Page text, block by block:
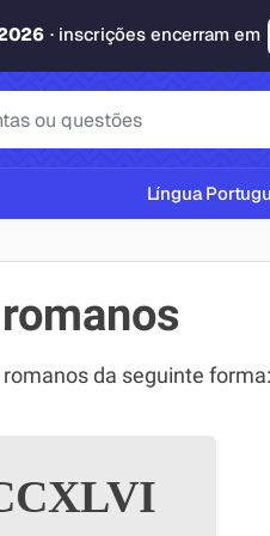
· inscrições encerram em
ABNT
Língua
da seguinte